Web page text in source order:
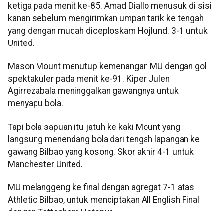
ketiga pada menit ke-85. Amad Diallo menusuk di sisi
kanan sebelum mengirimkan umpan tarik ke tengah
yang dengan mudah diceploskam Hojlund. 3-1 untuk
United.
Mason Mount menutup kemenangan MU dengan gol
spektakuler pada menit ke-91. Kiper Julen
Agirrezabala meninggalkan gawangnya untuk
menyapu bola.
Tapi bola sapuan itu jatuh ke kaki Mount yang
langsung menendang bola dari tengah lapangan ke
gawang Bilbao yang kosong. Skor akhir 4-1 untuk
Manchester United.
MU melanggeng ke final dengan agregat 7-1 atas
Athletic Bilbao, untuk menciptakan All English Final